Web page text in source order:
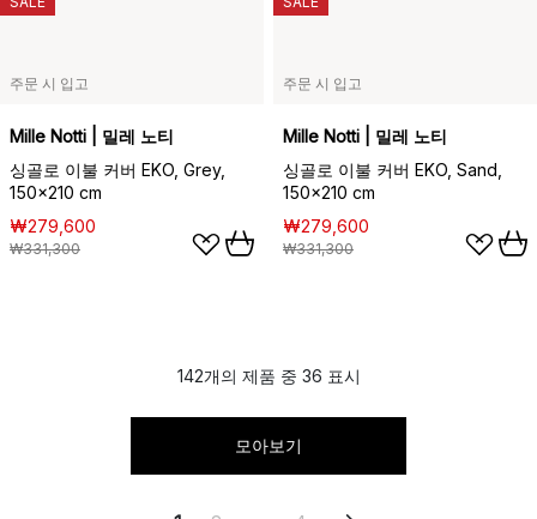
주문 시 입고
Mille Notti | 밀레 노티
싱골로 이불 커버 EKO, Grey,
150x210 cm
₩279,600
₩331,300
주문 시 입고
Mille Notti | 밀레 노티
싱골로 이불 커버 EKO, Sand,
150x210 cm
₩279,600
₩331,300
142개의 제품 중 36 표시
모아보기